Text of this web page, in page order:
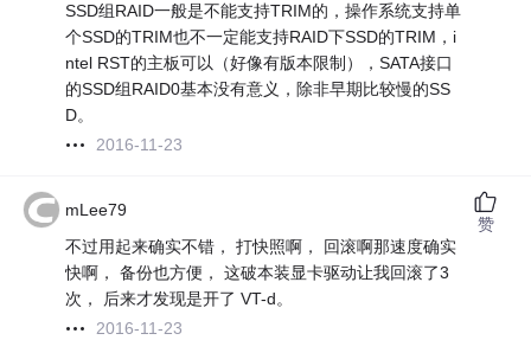
SSD组RAID一般是不能支持TRIM的，操作系统支持单
个SSD的TRIM也不一定能支持RAID下SSD的TRIM，i
ntel RST的主板可以（好像有版本限制），SATA接口
的SSD组RAID0基本没有意义，除非早期比较慢的SS
D。
2016-11-23
mLee79
不过用起来确实不错， 打快照啊， 回滚啊那速度确实
快啊， 备份也方便， 这破本装显卡驱动让我回滚了3
次， 后来才发现是开了 VT-d。
2016-11-23
赞